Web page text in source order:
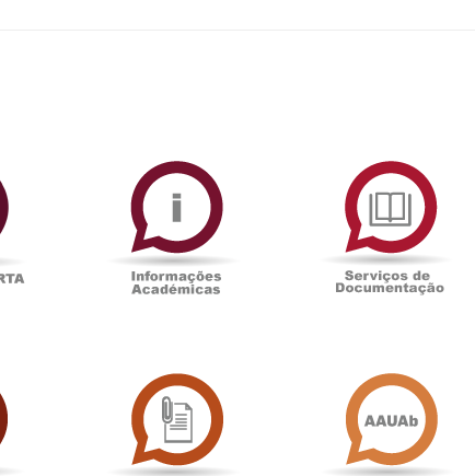
PlataformAberta
Académicas